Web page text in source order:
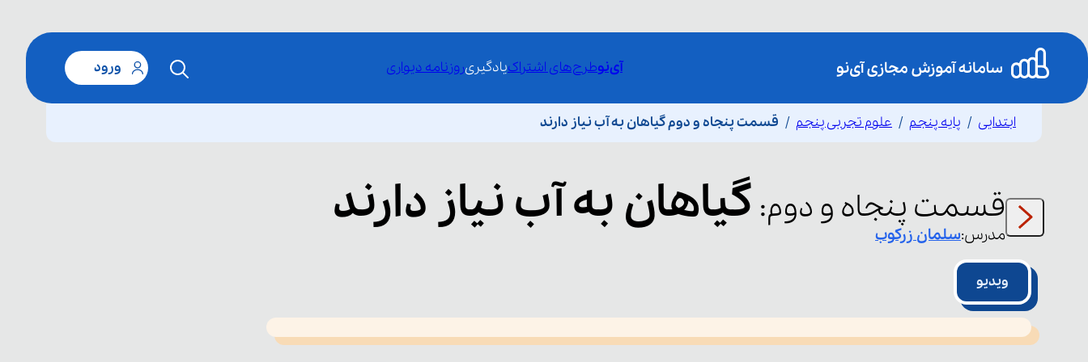
آی‌نوطرح‌های اشتراکیادگیریروزنامه دیواری ورود
ابتدایی پایه پنجم علوم تجربی پنجم قسمت پنجاه و دوم گیاهان به آب نیاز دارند
قسمت پنجاه و دوم: گیاهان به آب نیاز دارند مدرس:سلمان زرکوب
ویدیو
This
is